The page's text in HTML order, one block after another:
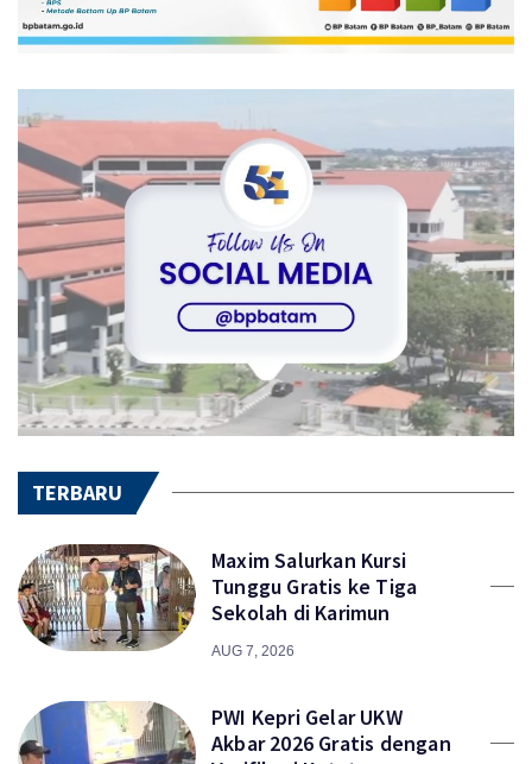
TERBARU
Maxim Salurkan Kursi
Tunggu Gratis ke Tiga
Sekolah di Karimun
AUG 7, 2026
PWI Kepri Gelar UKW
Akbar 2026 Gratis dengan